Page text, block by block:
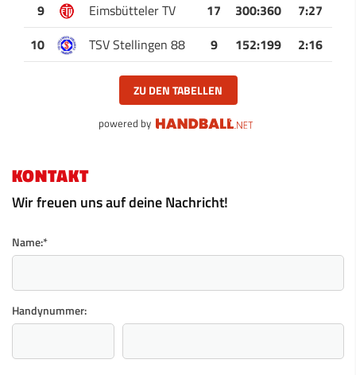
9
Eimsbütteler TV 17 300:360
7:27
10
TSV Stellingen 88 9 152:199 2:16
ZU DEN TABELLEN
powered by
KONTAKT
Wir freuen uns auf deine Nachricht!
Name:*
Handynummer: